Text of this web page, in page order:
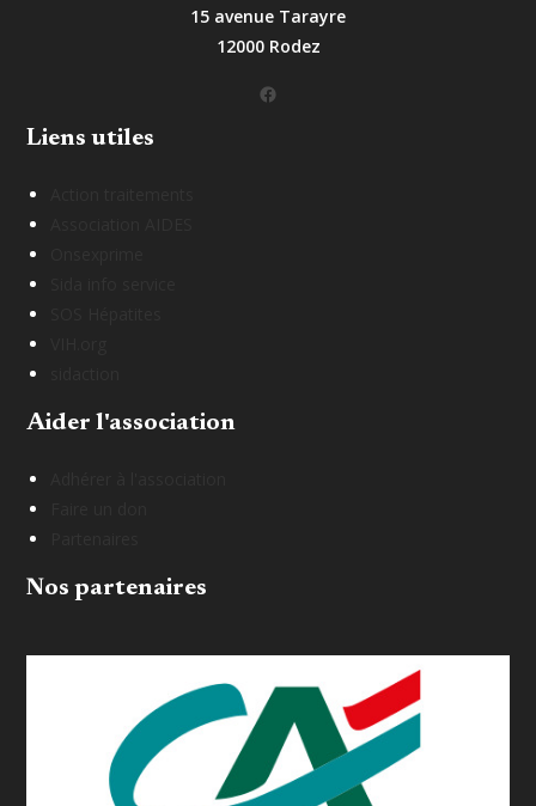
15 avenue Tarayre
12000 Rodez
Facebook
Liens utiles
Aider l'association
Nos partenaires